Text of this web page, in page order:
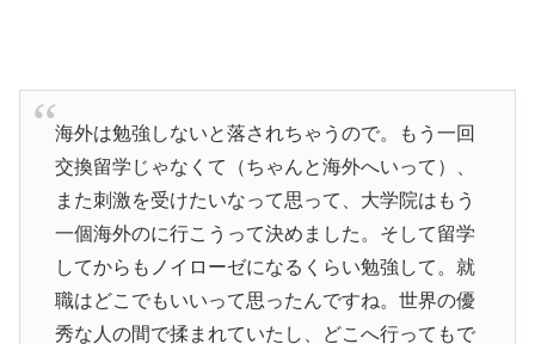
海外は勉強しないと落されちゃうので。もう一回
交換留学じゃなくて（ちゃんと海外へいって）、
また刺激を受けたいなって思って、大学院はもう
一個海外のに行こうって決めました。そして留学
してからもノイローゼになるくらい勉強して。就
職はどこでもいいって思ったんですね。世界の優
秀な人の間で揉まれていたし、どこへ行ってもで